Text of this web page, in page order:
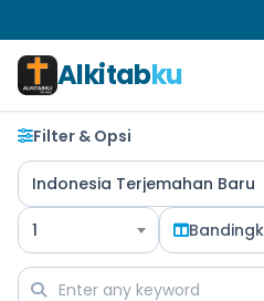
Alkitabku
Filter & Opsi
Indonesia Terjemahan Baru
1